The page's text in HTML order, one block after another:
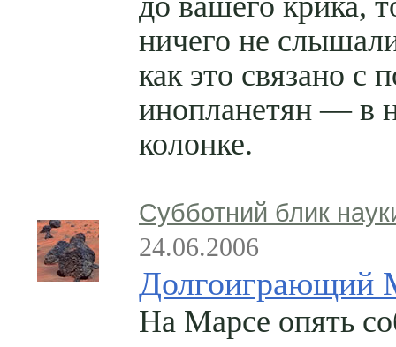
ничего не
как это связано с
инопланетян — в
колонке.
Субботний блик
24.06.2006
Долгоиграющий
На Марсе опять